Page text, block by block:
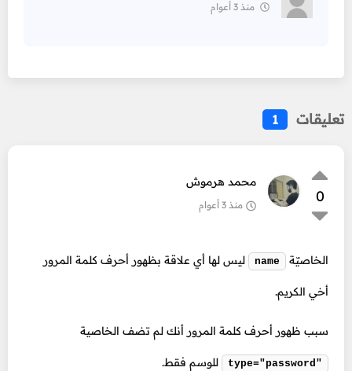
منذ 3 أعوام
تعليقات 1
0
محمد هرموش
منذ 3 أعوام
الخاصيّة name ليس لها أي علاقة بظهور أحرف كلمة المرور
أخي الكريم.
سبب ظهور أحرف كلمة المرور أنك لم تضف الخاصية
type="password" للوسم فقط.